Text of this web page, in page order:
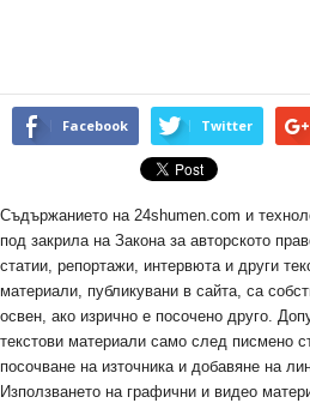
Facebook Twitter
Съдържанието на 24shumen.com и
под закрила на Закона за авторското
статии, репортажи, интервюта и други
материали, публикувани в сайта, са
освен, ако изрично е посочено друго.
текстови материали само след писмено
посочване на източника и добавяне на
Използването на графични и видео